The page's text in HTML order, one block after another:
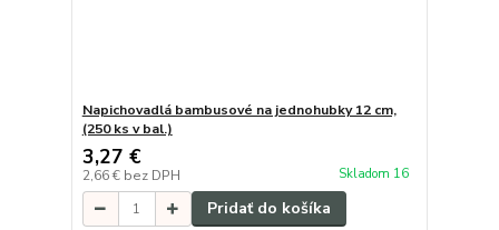
Napichovadlá bambusové na jednohubky 12 cm,
(250 ks v bal.)
3,27 €
2,66 € bez DPH Skladom 16
Pridať do košíka